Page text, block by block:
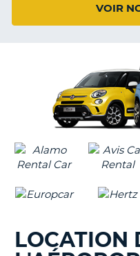
VOIR
LOCATION